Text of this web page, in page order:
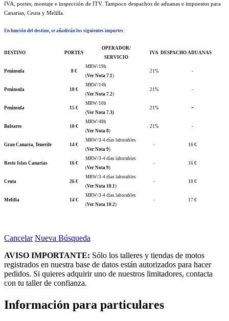
IVA, portes, montaje e inspección de ITV. Tampoco despachos de aduanas e impuestos para
Canarias, Ceuta y Melilla.
En función del destino, se añadirán los siguientes importes:
DESTINO PORTES
OPERADOR/
SERVICIO
IVA DESPACHO ADUANAS
Península 8 €
MRW/19h
(Ver Nota 7.1 )
21% -
Península 10 €
MRW/14h
(Ver Nota 7.2)
21% -
Península 15 €
MRW/10h
(Ver Nota 7.3)
21% -
Baleares 10 €
MRW/48h
(Ver Nota 8)
21% -
Gran Canaria, Tenerife 14 €
MRW/3-4 días laborables
(Ver Nota 9)
- 16 €
Resto Islas Canarias 16 €
MRW/3-4 días laborables
(Ver Nota 9)
- 16 €
Ceuta 26 €
MRW/3-4 días laborables
(Ver Nota 10.1 )
- 18 €
Melilla 14 €
MRW/3-4 días laborables
(Ver Nota 10.2)
- 17 €
Cancelar Nueva Búsqueda
AVISO IMPORTANTE: Sólo los talleres y tiendas de motos
registrados en nuestra base de datos están autorizados para hacer
pedidos. Si quieres adquirir uno de nuestros limitadores, contacta
con tu taller de confianza.
Información para particulares